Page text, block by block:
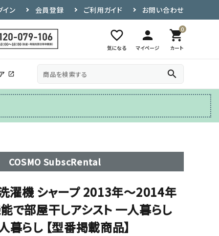
イン 会員登録 ご利用ガイド お問い合わせ
favorite_border
気になる
person
マイページ
0
shopping_cart
カート
その他
テレビ台
open_in_new search
COSMO SubscRental
濯機 シャープ 2013年〜2014年
で部屋干しアシスト 一人暮らし
暮らし 【型番掲載商品】